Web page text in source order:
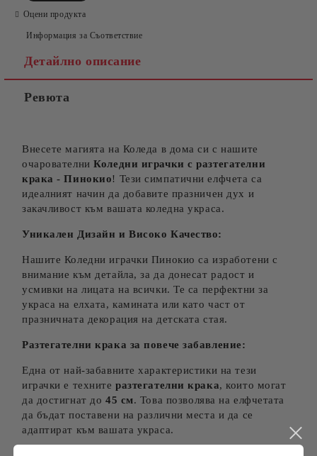
Оцени продукта
Информация за Съответствие
Детайлно описание
Ревюта
Внесете магията на Коледа в дома си с нашите
очарователниКоледни играчки с разтегателни
крака - Пинокио! Тези симпатични елфчета са
идеалният начин да добавите празничен дух и
закачливост към вашата коледна украса.
Уникален Дизайн и Високо Качество:
Нашите Коледни играчки Пинокио са изработени с
внимание към детайла, за да донесат радост и
усмивки на лицата на всички. Те са перфектни за
украса на елхата, камината или като част от
празничната декорация на детската стая.
Разтегателни крака за повече забавление:
Една от най-забавните характеристики на тези
играчки е технитеразтегателни крака, които могат
да достигнат до 45 см. Това позволява на елфчетата
да бъдат поставени на различни места и да се
адаптират към вашата украса.